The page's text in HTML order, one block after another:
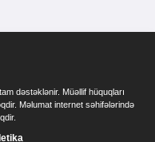
dəstəklənir. Müəllif hüquqları
Məlumat internet səhifələrində